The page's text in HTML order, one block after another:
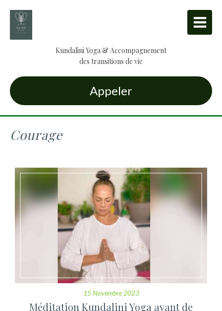
Kundalini Yoga & Accompagnement
des transitions de vie
Appeler
Courage
15 Novembre 2023
Méditation Kundalini Yoga avant de